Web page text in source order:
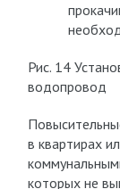
Рис. 14
водопровод
в квартирах
которых не